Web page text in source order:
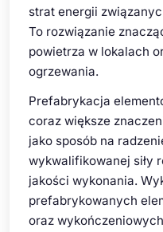
strat energii
To rozwiązanie
powietrza w lokalach
ogrzewania.
Prefabrykacja
coraz większe
jako sposób na
wykwalifikowanej siły
jakości wykonania.
prefabrykowanych
oraz